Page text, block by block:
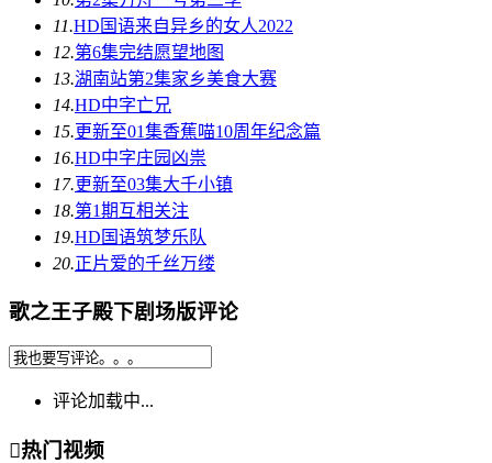
11.HD国语来自异乡的女人2022
12.第6集完结愿望地图
13.湖南站第2集家乡美食大赛
14.HD中字亡兄
15.更新至01集香蕉喵10周年纪念篇
16.HD中字庄园凶祟
17.更新至03集大千小镇
18.第1期互相关注
19.HD国语筑梦乐队
20.正片爱的千丝万缕
歌之王子殿下剧场版评论
评论加载中...
热门视频